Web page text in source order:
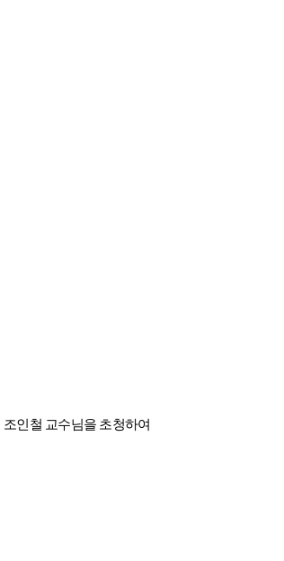
조인철 교수님을 초청하여